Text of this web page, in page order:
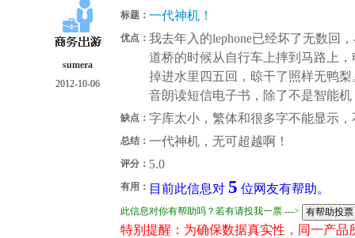
sumera
2012-10-06
标题： 一代神机！
优点： 我去年入的lephone已经坏了无数回
道桥的时候从自行车上摔到马路上
掉进水里四五回，晾干了照样无鸭
音朗读短信电子书，除了不是智能
缺点： 字库太小，繁体和很多字不能显示
总结： 一代神机，无可超越啊！
评分： 5.0
有用： 目前此信息对 5 位网友有帮助。
此信息对你有帮助吗？若有请投我一票 --->
特别提醒：为确保数据真实性，同一产